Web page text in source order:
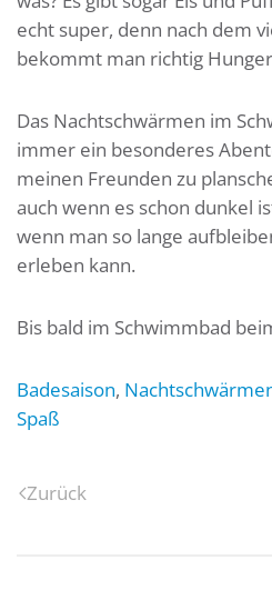
echt super, denn nach dem
bekommt man richtig
Das Nachtschwärmen im
immer ein besonderes
meinen Freunden zu
auch wenn es schon dunkel
wenn man so lange
erleben kann.
Bis bald im Schwimmbad
Badesaison,
Spaß
Zurück